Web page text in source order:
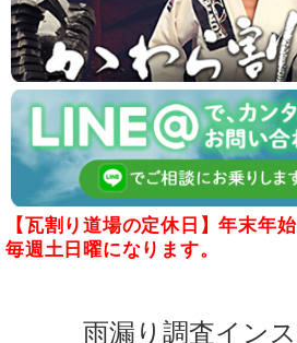
【瓦割り道場の定休日】年末年
毎週土日曜になります。
雨漏り調査イン